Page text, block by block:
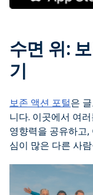
수면 위:
기
보존 액션 포털은
니다. 이곳에서 여
영향력을 공유하고
심이 많은 다른 사